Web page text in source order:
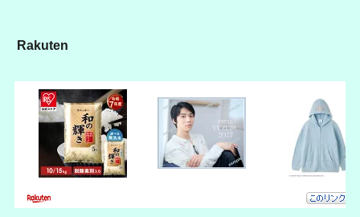
Rakuten